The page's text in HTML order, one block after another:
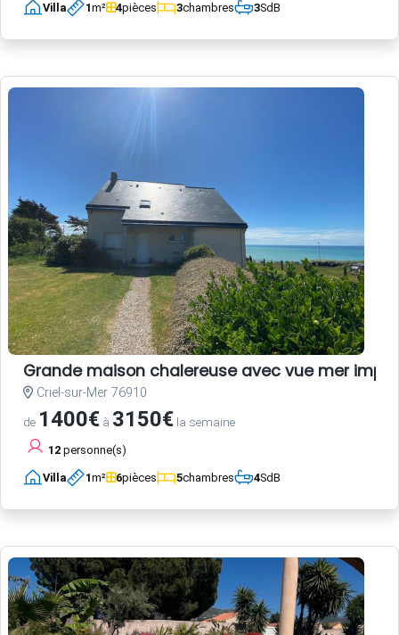
Villa 1m² 4pièces 3chambres 3SdB
Grande maison chalereuse avec vue mer
Criel-sur-Mer 76910
de 1400€ à 3150€ la semaine
12 personne(s)
Villa 1m² 6pièces 5chambres 4SdB